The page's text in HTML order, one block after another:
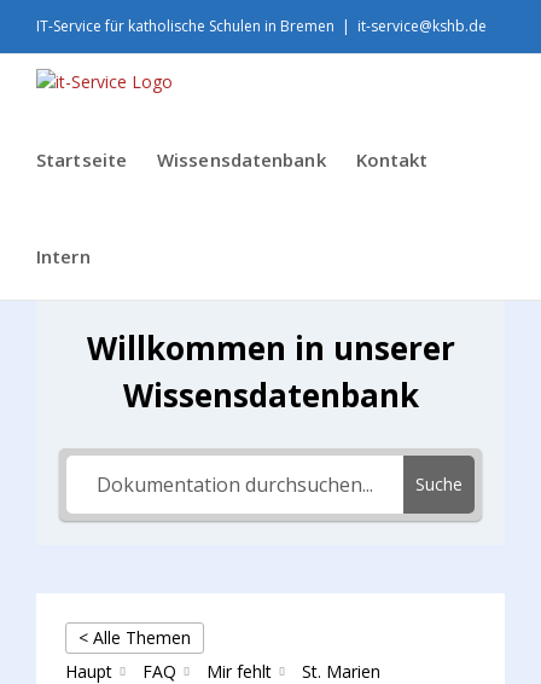
content
IT-Service für katholische Schulen in Bremen | it-service@kshb.de
Startseite Wissensdatenbank Kontakt
Intern
Willkommen in unserer
Wissensdatenbank
Suche
< Alle Themen
Haupt
FAQ Mir fehlt St. Marien